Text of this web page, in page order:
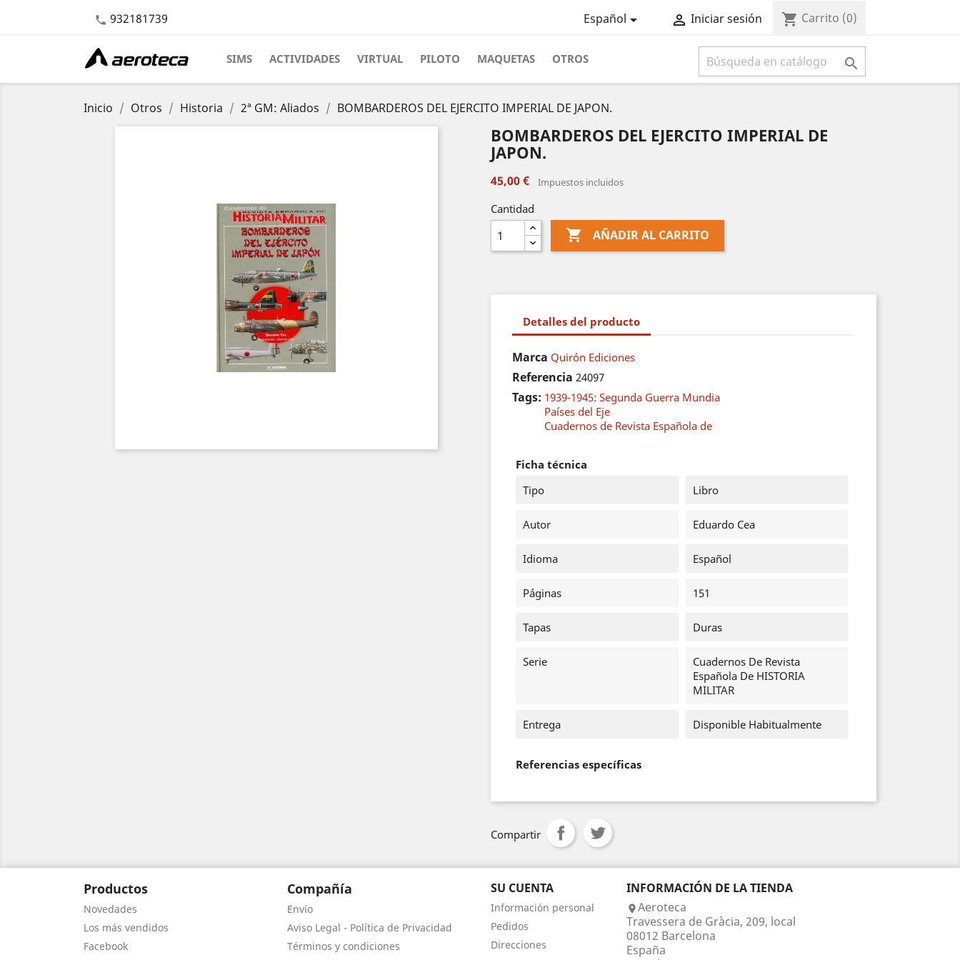
 932181739 Español  Iniciar sesión shopping_cart Carrito (0)
SIMS ACTIVIDADES VIRTUAL PILOTO MAQUETAS OTROS 
Inicio Otros Historia 2ª GM: Aliados BOMBARDEROS DEL EJERCITO IMPERIAL DE JAPON.
BOMBARDEROS DEL EJERCITO IMPERIAL DE
JAPON.
45,00 € Impuestos incluidos
Cantidad
 AÑADIR AL CARRITO
Detalles del producto
Marca Quirón Ediciones
Referencia 24097
Tags: 1939-1945: Segunda Guerra Mundia
Países del Eje
Cuadernos de Revista Española de
Ficha técnica
Tipo
Libro
Autor Eduardo Cea
Idioma Español
Páginas 151
Tapas Duras
Serie
Cuadernos De Revista
Española De HISTORIA
MILITAR
Entrega Disponible Habitualmente
Referencias específicas
Compartir
Productos
Novedades
Los más vendidos
Facebook
Compañía
Envío
Aviso Legal - Política de Privacidad
Términos y condiciones
SU CUENTA
Información personal
Pedidos
Direcciones
INFORMACIÓN DE LA TIENDA
Aeroteca
Travessera de Gràcia, 209, local
08012 Barcelona
España